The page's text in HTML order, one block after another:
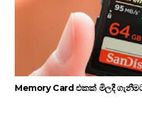
Memory Card එකක් මිලදී